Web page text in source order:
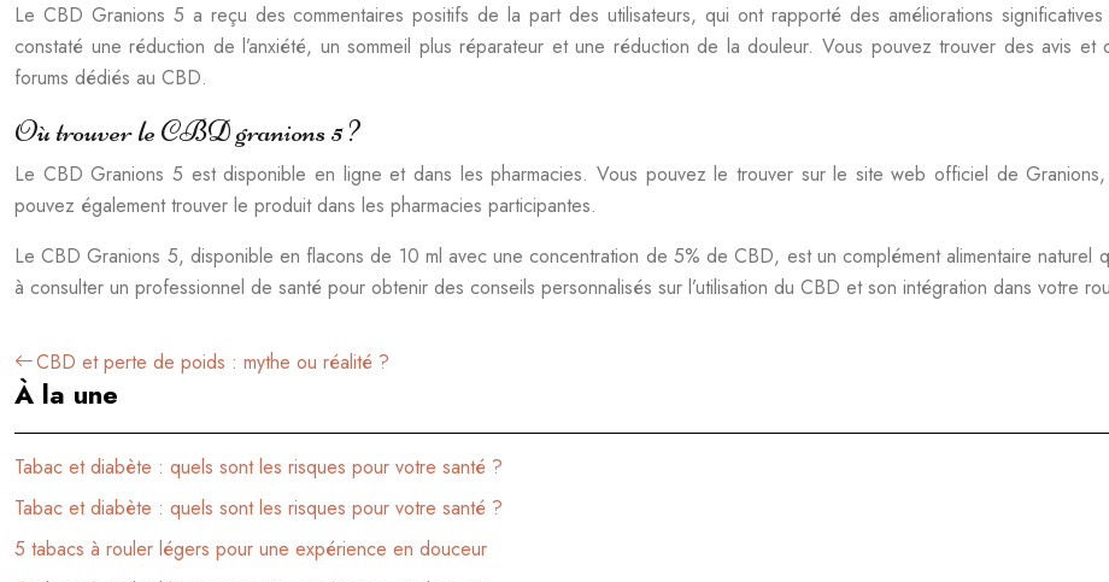
Le CBD Granions 5 a reçu des commentaires positifs de la part des utilisateurs, qui ont rapporté des améliorations
constaté une réduction de l’anxiété, un sommeil plus réparateur et une réduction de la douleur. Vous pouvez trouver des avis
forums dédiés au CBD.
Où trouver le CBD granions 5 ?
Le CBD Granions 5 est disponible en ligne et dans les pharmacies. Vous pouvez le trouver sur le site web officiel de
pouvez également trouver le produit dans les pharmacies participantes.
Le CBD Granions 5, disponible en flacons de 10 ml avec une concentration de 5% de CBD, est un complément alimentaire naturel
à consulter un professionnel de santé pour obtenir des conseils personnalisés sur l’utilisation du CBD et son intégration dans votre
CBD et perte de poids : mythe ou réalité ?
À la une
Tabac et diabète : quels sont les risques pour votre santé ?
Tabac et diabète : quels sont les risques pour votre santé ?
5 tabacs à rouler légers pour une expérience en douceur